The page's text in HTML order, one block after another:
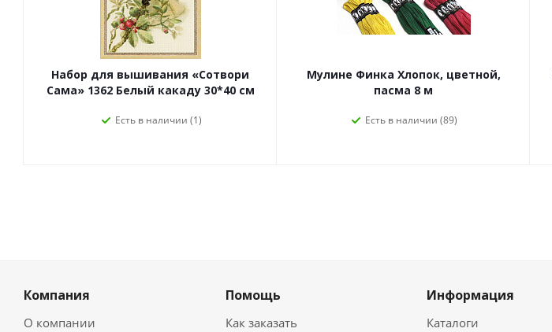
Набор для вышивания «Сотвори
Сама» 1362 Белый какаду 30*40 см
Есть в наличии (1)
Мулине Финка Хлопок, цветной,
пасма 8 м
Есть в наличии (89)
Компания
О компании
Помощь
Как заказать
Информация
Каталоги